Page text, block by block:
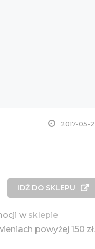
2017-05-
IDŹ DO SKLEPU
w sklepie
powyżej 150 zł.